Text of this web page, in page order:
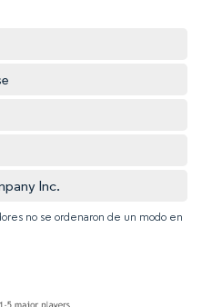
Inc.
no se ordenaron de un modo en